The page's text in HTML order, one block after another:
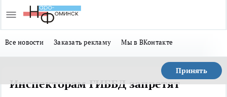
Все новости Заказать рекламу Мы в ВКонтакте
Принять
Инспекторам ГИББД запретят